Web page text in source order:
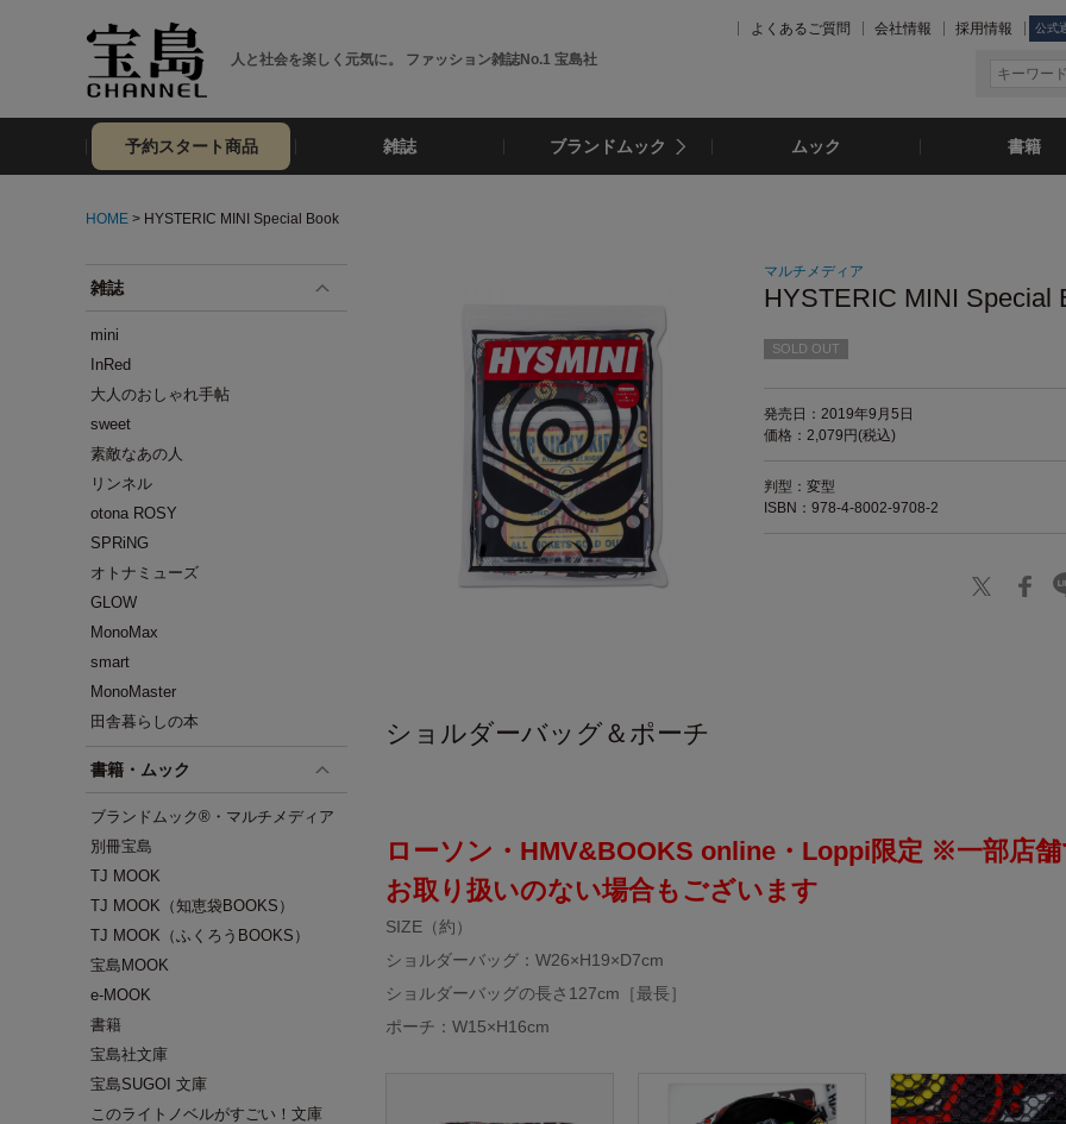
人と社会を楽しく元気に。 ファッション雑誌No.1 宝島社
よくあるご質問 会社情報 採用情報 公式
予約スタート商品 雑誌 ブランドムック ムック 書籍
HOME > HYSTERIC MINI Special Book
雑誌
mini
InRed
大人のおしゃれ手帖
sweet
素敵なあの人
リンネル
otona ROSY
SPRiNG
オトナミューズ
GLOW
MonoMax
smart
MonoMaster
田舎暮らしの本
書籍・ムック
ブランドムック®・マルチメディア
別冊宝島
TJ MOOK
TJ MOOK（知恵袋BOOKS）
TJ MOOK（ふくろうBOOKS）
宝島MOOK
e-MOOK
書籍
宝島社文庫
宝島SUGOI 文庫
このライトノベルがすごい！文庫
マルチメディア
HYSTERIC MINI Special
SOLD OUT
発売日：2019年9月5日
価格：2,079円(税込)
判型：変型
ISBN：978-4-8002-9708-2
ショルダーバッグ＆ポーチ
ローソン・HMV&BOOKS online・Loppi限定 ※一部店
お取り扱いのない場合もございます
SIZE（約）
ショルダーバッグ：W26×H19×D7cm
ショルダーバッグの長さ127cm［最長］
ポーチ：W15×H16cm